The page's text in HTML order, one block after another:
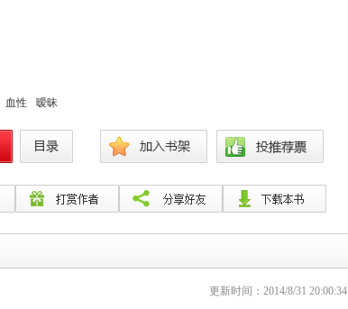
血性 暧昧
更新时间：2014/8/31 20:00:34